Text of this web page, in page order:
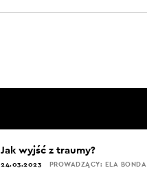
Jak wyjść z traumy?
24.03.2023 PROWADZĄCY: ELA BONDA